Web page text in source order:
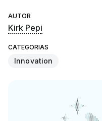
AUTOR
Kirk Pepi
CATEGORIAS
Innovation